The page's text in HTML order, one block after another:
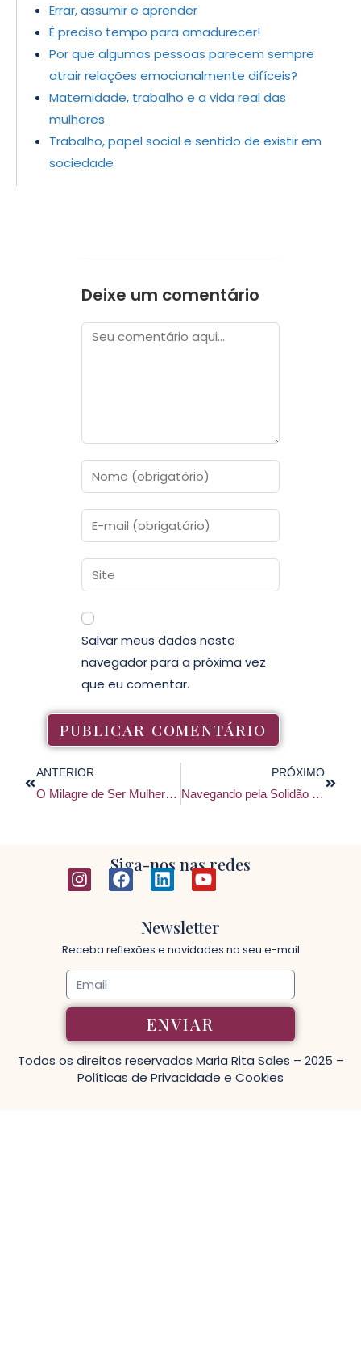
Errar, assumir e aprender
É preciso tempo para amadurecer!
Por que algumas pessoas parecem sempre
atrair relações emocionalmente difíceis?
Maternidade, trabalho e a vida real das
mulheres
Trabalho, papel social e sentido de existir em
sociedade
Deixe um comentário
Salvar meus dados neste
navegador para a próxima vez
que eu comentar.
ANTERIOR
O Milagre de Ser Mulher no Cotidiano
PRÓXIMO
Navegando pela Solidão no Cotidiano: Reflexões e Estratégias
Siga-nos nas redes
Newsletter
Receba reflexões e novidades no seu e-mail
ENVIAR
Todos os direitos reservados Maria Rita Sales – 2025 –
Políticas de Privacidade e Cookies